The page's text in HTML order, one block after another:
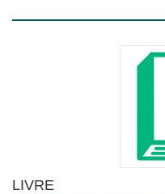
LIVRE